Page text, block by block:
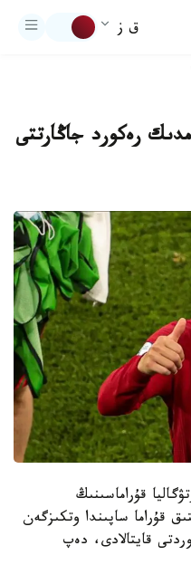
ق ز
رەكورد جاڭارتتى
قۇراماسىنىڭ
قۇراما ساپىندا وتكىزگەن
قايتالادى، دەپ